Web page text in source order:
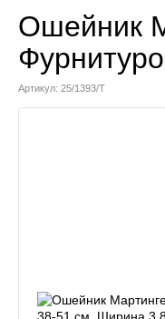
Ошейник
Артикул: 25/1393/Т